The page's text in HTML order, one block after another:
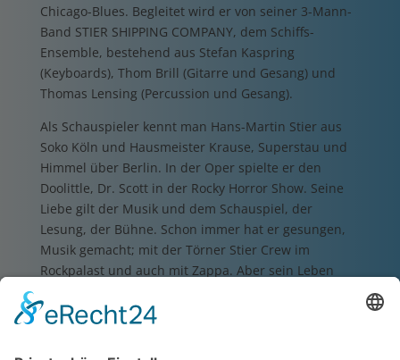
Chicago-Blues. Begleitet wird er von seiner 3-Mann-
Band STIER SHIPPING COMPANY, dem Schiffs-
Ensemble, bestehend aus Stefan Kaspring
(Keyboards), Thom Brill (Gitarre und Gesang) und
Thomas Lensing (Percussion und Gesang).
Als Schauspieler kennt man Hans-Martin Stier aus
Soko Köln und Hausmeister Krause, Superstau und
Himmel über Berlin. In der Oper spielte er den
Doolittle, Dr. Scott in der Rocky Horror Show. Seine
Liebe gilt der Musik und dem Schauspiel, der
Lesung, der Bühne. Schon immer hat er gesungen,
Musik gemacht; mit der Törner Stier Crew im
Rockpalast und auch mit Zappa. Aber sein Leben
fuhr. Versprochen wird ein spannender und